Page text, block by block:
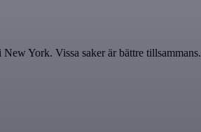
York. Vissa saker är bättre tillsammans.